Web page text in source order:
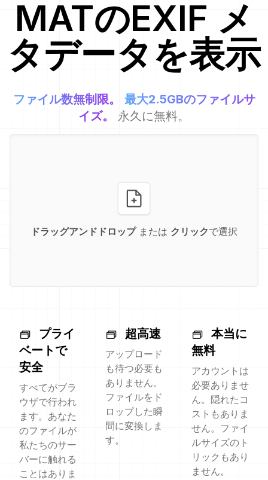
MATのEXIF メ
タデータを表示
ファイル数無制限。
最大2.5GBのファイルサ
イズ。
永久に無料。
ドラッグアンドドロップ または クリックで選択
プライ
ベートで
安全
すべてがブラ
ウザで行われ
ます。あなた
のファイルが
私たちのサー
バーに触れる
ことはありま
超高速
アップロード
も待つ必要も
ありません。
ファイルをド
ロップした瞬
間に変換しま
す。
本当に
無料
アカウントは
必要ありませ
ん。隠れたコ
ストもありま
せん。ファイ
ルサイズのト
リックもあり
ません。